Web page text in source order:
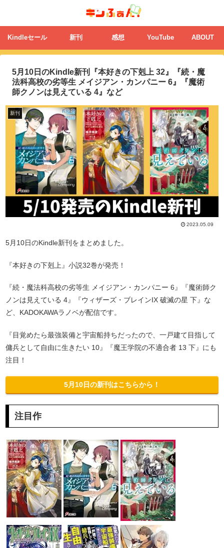
Kindleセール 新刊 感想 YouTube ABOUT
5月10日のKindle新刊『本好きの下剋上 32』『続・魔
法科高校の劣等生 メイジアン・カンパニー 6』『魔術
師クノンは見えている 4』など
新刊
2023.05.09
5月10日のKindle新刊をまとめました。
『本好きの下剋上』小説32巻が発売！
『続・魔法科高校の劣等生 メイジアン・カンパニー 6』『魔術師ク
ノンは見えている 4』『ウィザーズ・ブレインIX 破滅の星 下』な
ど、KADOKAWAラノベが配信です。
『目覚めたら最強装備と宇宙船持ちだったので、一戸建て目指して
傭兵として自由に生きたい 10』『魔王学院の不適合者 13 下』にも
注目！
5月10日の新刊はこちらから！
注目作